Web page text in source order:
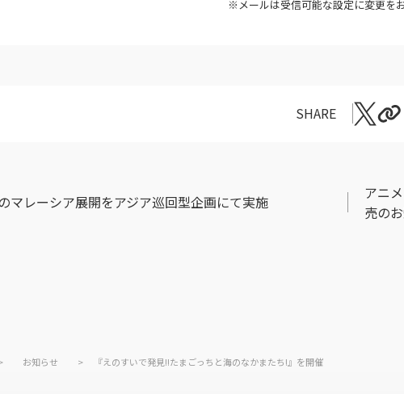
※メールは受信可能な設定に変更をお
SHARE
マレーシア展開をアジア巡回型企画にて実施
アニ
売の
お知らせ > 『えのすいで発見!!たまごっちと海のなかまたち!』を開催